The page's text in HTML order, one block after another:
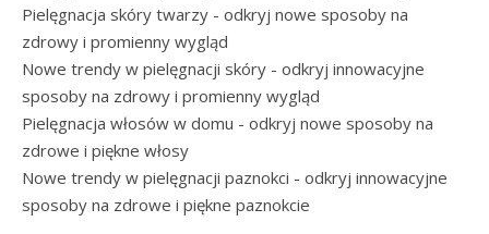
Pielęgnacja skóry twarzy - odkryj nowe sposoby na
zdrowy i promienny wygląd
Nowe trendy w pielęgnacji skóry - odkryj innowacyjne
sposoby na zdrowy i promienny wygląd
Pielęgnacja włosów w domu - odkryj nowe sposoby na
zdrowe i piękne włosy
Nowe trendy w pielęgnacji paznokci - odkryj innowacyjne
sposoby na zdrowe i piękne paznokcie